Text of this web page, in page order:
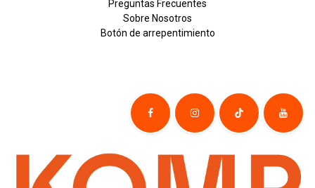
Preguntas Frecuentes
Sobre Nosotros
Botón de ​arrepentim​​​iento